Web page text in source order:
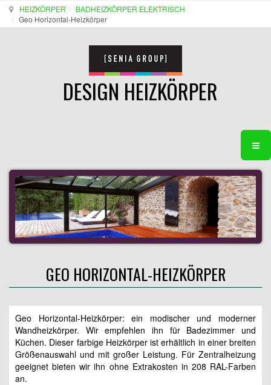
HEIZKÖRPER
BADHEIZKÖRPER ELEKTRISCH
Geo Horizontal-Heizkörper
DESIGN HEIZKÖRPER
GEO HORIZONTAL-HEIZKÖRPER
Geo Horizontal-Heizkörper: ein modischer und moderner
Wandheizkörper. Wir empfehlen ihn für Badezimmer und
Küchen. Dieser farbige Heizkörper ist erhältlich in einer breiten
Größenauswahl und mit großer Leistung. Für Zentralheizung
geeignet bieten wir ihn ohne Extrakosten in 208 RAL-Farben
an.